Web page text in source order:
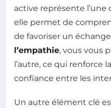
active représente l’une
elle permet de
de favoriser un
l’empathie, vous vous
l’autre, ce qui renforce
confiance entre les
Un autre élément clé